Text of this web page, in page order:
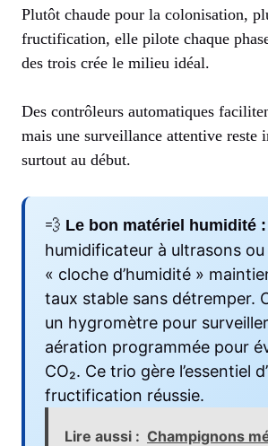
Plutôt chaude pour la colonisation,
fructification, elle pilote chaque
des trois crée le milieu idéal.
Des contrôleurs automatiques
mais une surveillance attentive reste
surtout au début.
💨 Le bon matériel humidité :
humidificateur à ultrasons ou
« cloche d’humidité »
taux stable sans détremper.
un hygromètre pour
aération programmée pour
CO₂. Ce trio gère l’essentiel
fructification réussie.
Lire aussi : Champignons